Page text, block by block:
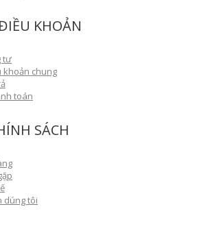
KHOẢN
tư
khoản chung
toán
SÁCH
dúng tôi